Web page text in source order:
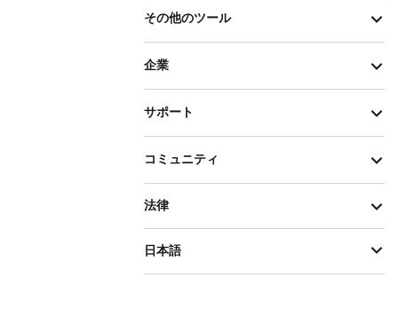
その他のツール
企業
サポート
コミュニティ
法律
日本語